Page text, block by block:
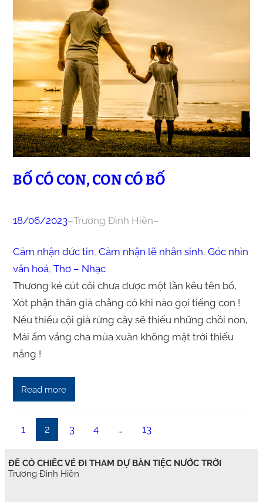
BỐ CÓ CON, CON CÓ BỐ
18/06/2023–Trương Đình Hiền–
Cảm nhận đức tin, Cảm nhận lẽ nhân sinh, Góc nhìn
văn hoá, Thơ – Nhạc
Thương kẻ cút côi chưa được một lần kêu tên bố,
Xót phận thân già chẳng có khi nào gọi tiếng con !
Nếu thiếu cội già rừng cây sẽ thiếu những chồi non,
Mái ấm vắng cha mùa xuân không mặt trời thiếu
nắng !
Read more
1 2 3 4 … 13
ĐỂ CÓ CHIẾC VÉ ĐI THAM DỰ BÀN TIỆC NƯỚC TRỜI
Trương Đình Hiền